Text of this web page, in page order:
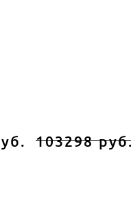
103298